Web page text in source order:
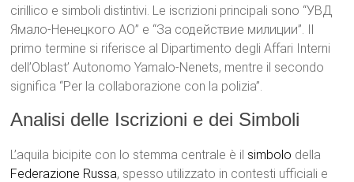
cirillico e simboli distintivi. Le iscrizioni principali sono “УВД
Ямало-Ненецкого АО” e “За содействие милиции”. Il
primo termine si riferisce al Dipartimento degli Affari Interni
dell’Oblast’ Autonomo Yamalo-Nenets, mentre il secondo
significa “Per la collaborazione con la polizia”.
Analisi delle Iscrizioni e dei Simboli
L’aquila bicipite con lo stemma centrale è il simbolo della
Federazione Russa, spesso utilizzato in contesti ufficiali e